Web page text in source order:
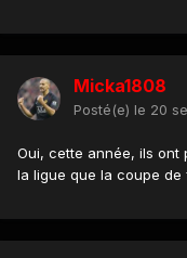
Micka1808
Posté(e) le 20
Oui, cette année, ils
la ligue que la coupe de